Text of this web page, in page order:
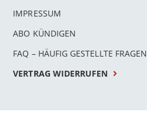
IMPRESSUM
ABO KÜNDIGEN
FAQ – HÄUFIG GESTELLTE FRAGEN
VERTRAG WIDERRUFEN